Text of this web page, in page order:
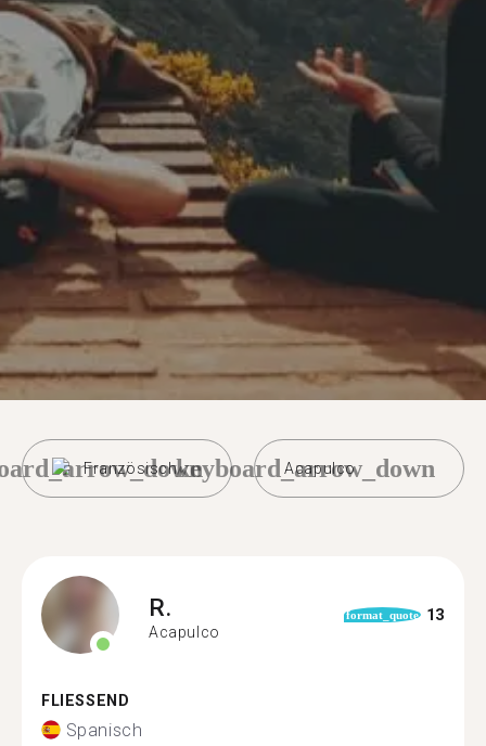
Französisch Acapulco
keyboard_arrow_down
R.
Acapulco
format_quote 13
FLIESSEND
Spanisch